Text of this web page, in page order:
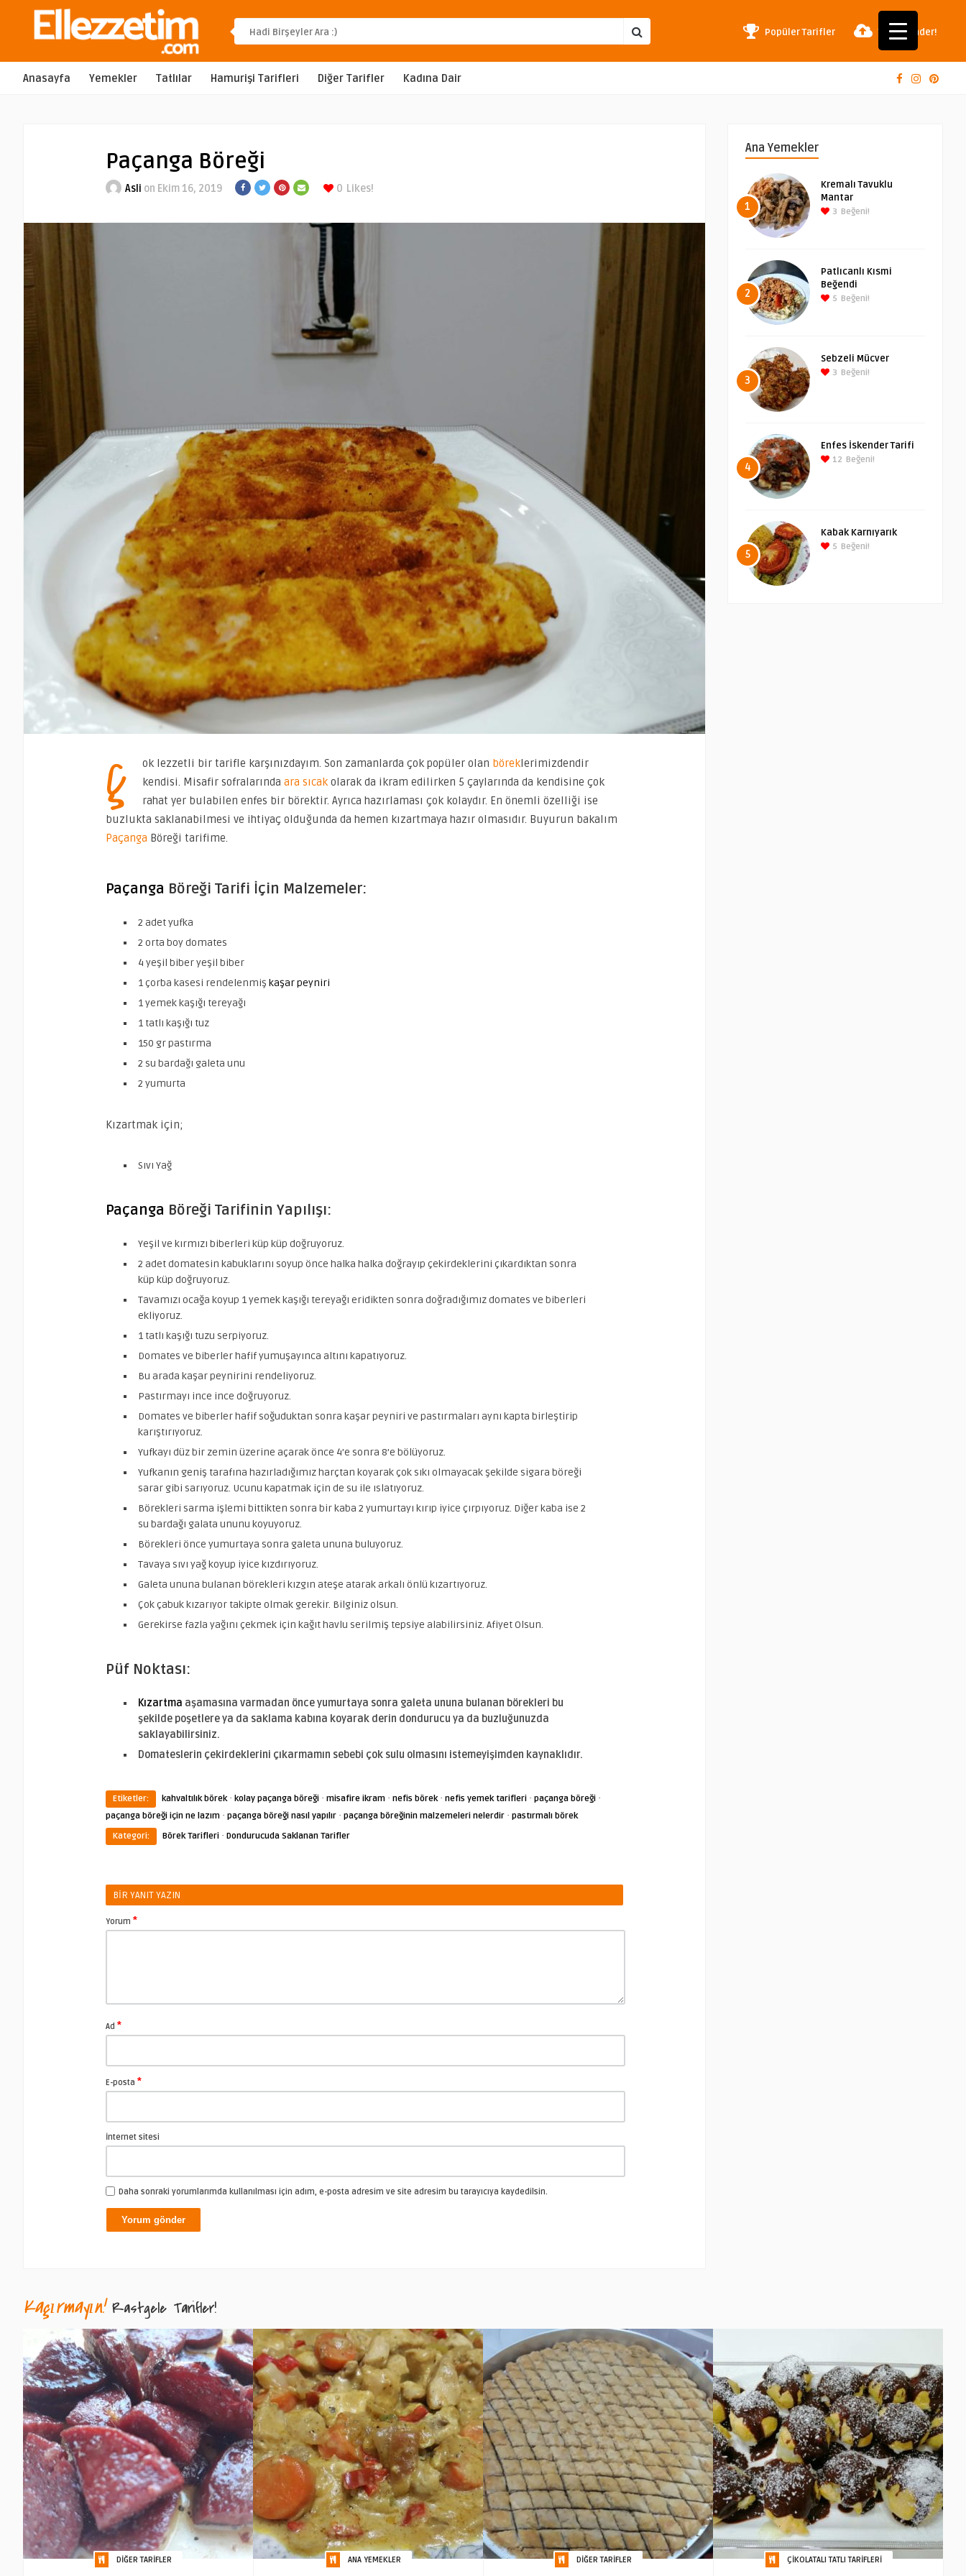
Popüler Tarifler Tarif Gönder!
Anasayfa Yemekler Tatlılar Hamurişi Tarifleri Diğer Tarifler Kadına Dair
Paçanga Böreği
Asli on Ekim 16, 2019 0 Likes!
Ç ok lezzetli bir tarifle karşınızdayım. Son zamanlarda çok popüler olan böreklerimizdendir
kendisi. Misafir sofralarında ara sıcakolarak da ikram edilirken 5 çaylarında da kendisine çok
rahat yer bulabilen enfes bir börektir. Ayrıca hazırlaması çok kolaydır. En önemli özelliği ise
buzlukta saklanabilmesi ve ihtiyaç olduğunda da hemen kızartmaya hazır olmasıdır. Buyurun bakalım
Paçanga Böreği tarifime.
Paçanga Böreği Tarifi İçin Malzemeler:
2 adet yufka
2 orta boy domates
4 yeşil biber yeşil biber
1 çorba kasesi rendelenmiş kaşar peyniri
1 yemek kaşığı tereyağı
1 tatlı kaşığı tuz
150 gr pastırma
2 su bardağı galeta unu
2 yumurta
Kızartmak için;
Sıvı Yağ
Paçanga Böreği Tarifinin Yapılışı:
Yeşil ve kırmızı biberleri küp küp doğruyoruz.
2 adet domatesin kabuklarını soyup önce halka halka doğrayıp çekirdeklerini çıkardıktan sonra
küp küp doğruyoruz.
Tavamızı ocağa koyup 1 yemek kaşığı tereyağı eridikten sonra doğradığımız domates ve biberleri
ekliyoruz.
1 tatlı kaşığı tuzu serpiyoruz.
Domates ve biberler hafif yumuşayınca altını kapatıyoruz.
Bu arada kaşar peynirini rendeliyoruz.
Pastırmayı ince ince doğruyoruz.
Domates ve biberler hafif soğuduktan sonra kaşar peyniri ve pastırmaları aynı kapta birleştirip
karıştırıyoruz.
Yufkayı düz bir zemin üzerine açarak önce 4’e sonra 8’e bölüyoruz.
Yufkanın geniş tarafına hazırladığımız harçtan koyarak çok sıkı olmayacak şekilde sigara böreği
sarar gibi sarıyoruz. Ucunu kapatmak için de su ile ıslatıyoruz.
Börekleri sarma işlemi bittikten sonra bir kaba 2 yumurtayı kırıp iyice çırpıyoruz. Diğer kaba ise 2
su bardağı galata ununu koyuyoruz.
Börekleri önce yumurtaya sonra galeta ununa buluyoruz.
Tavaya sıvı yağ koyup iyice kızdırıyoruz.
Galeta ununa bulanan börekleri kızgın ateşe atarak arkalı önlü kızartıyoruz.
Çok çabuk kızarıyor takipte olmak gerekir. Bilginiz olsun.
Gerekirse fazla yağını çekmek için kağıt havlu serilmiş tepsiye alabilirsiniz. Afiyet Olsun.
Püf Noktası:
Kızartma aşamasına varmadan önce yumurtaya sonra galeta ununa bulanan börekleri bu
şekilde poşetlere ya da saklama kabına koyarak derin dondurucu ya da buzluğunuzda
saklayabilirsiniz.
Domateslerin çekirdeklerini çıkarmamın sebebi çok sulu olmasını istemeyişimden kaynaklıdır.
Etiketler: kahvaltılık börek· kolay paçanga böreği · misafire ikram · nefis börek· nefis yemek tarifleri · paçanga böreği ·
paçanga böreği için ne lazım · paçanga böreği nasıl yapılır · paçanga böreğinin malzemeleri nelerdir · pastırmalı börek
Kategori:
Börek Tarifleri · Dondurucuda Saklanan Tarifler
BIR YANIT YAZIN
Yorum *
Ad *
E-posta *
İnternet sitesi
Daha sonraki yorumlarımda kullanılması için adım, e-posta adresim ve site adresim bu tarayıcıya kaydedilsin.
Ana Yemekler
1
Kremalı Tavuklu
Mantar
3 Beğeni!
2
Patlıcanlı Kısmi
Beğendi
5 Beğeni!
3
Sebzeli Mücver
3 Beğeni!
4
Enfes İskender Tarifi
12 Beğeni!
5
Kabak Karnıyarık
5 Beğeni!
Kaçırmayın! Rastgele Tarifler!
DIĞER TARIFLER ANA YEMEKLER DIĞER TARIFLER ÇIKOLATALI TATLI TARIFLERI